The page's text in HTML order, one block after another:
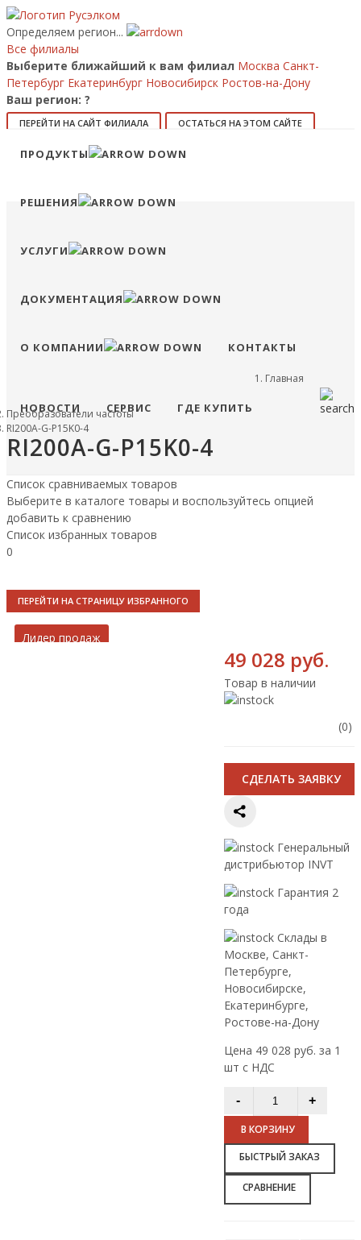
Определяем регион...
Все филиалы
Выберите ближайший к вам филиал Москва Санкт-
Петербург Екатеринбург Новосибирск Ростов-на-Дону
Ваш регион: ?
ПЕРЕЙТИ НА САЙТ ФИЛИАЛА ОСТАТЬСЯ НА ЭТОМ САЙТЕ
Позвонить
Сравнение
ПРОДУКТЫ
РЕШЕНИЯ
УСЛУГИ
ДОКУМЕНТАЦИЯ
О КОМПАНИИ КОНТАКТЫ
НОВОСТИ СЕРВИС ГДЕ КУПИТЬ
Главная
Преобразователи частоты
RI200A-G-P15K0-4
RI200A-G-P15K0-4
Список сравниваемых товаров
Выберите в каталоге товары и воспользуйтесь опцией
добавить к сравнению
Список избранных товаров
0
ПЕРЕЙТИ НА СТРАНИЦУ ИЗБРАННОГО
Лидер продаж
49 028 руб.
Товар в наличии
(0)
CДЕЛАТЬ ЗАЯВКУ
Генеральный
дистрибьютор INVT
Гарантия 2
года
Склады в
Москве, Санкт-
Петербурге,
Новосибирске,
Екатеринбурге,
Ростове-на-Дону
Цена 49 028 руб. за 1
шт с НДС
В КОРЗИНУ
БЫСТРЫЙ ЗАКАЗ
СРАВНЕНИЕ